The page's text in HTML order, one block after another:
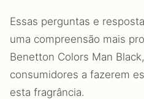
Essas perguntas e
uma compreensão mais
Benetton Colors Man
consumidores a fazerem
esta fragrância.